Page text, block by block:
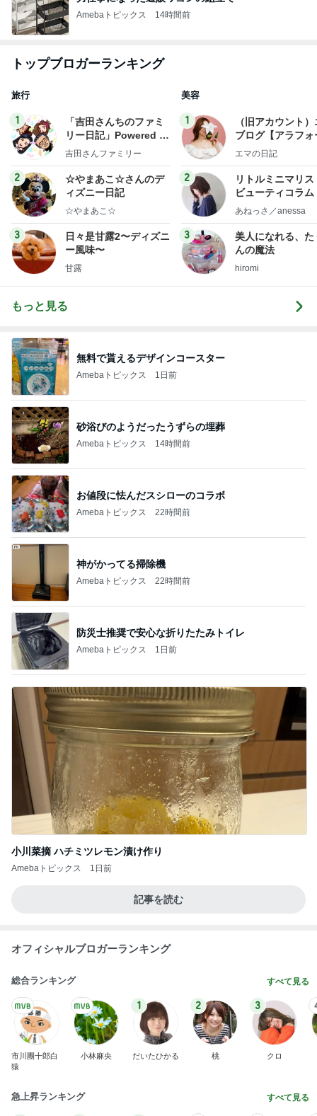
Amebaトピックス 14時間前
トップブロガーランキング
旅行
1
「吉田さんちのファミ
リー日記」Powered b
y Ameba 吉田さんファ
ログ
吉田さんファミリー
2
☆やまあこ☆さんのデ
ィズニー日記
☆やまあこ☆
3
日々是甘露2〜ディズニ
ー風味〜
甘露
美容
1
（旧アカウント
ブログ【アラフォ
社売却セカンドラ
エマの日記
2
リトルミニマリス
ビューティコラ
little
あねっさ／anessa
3
美人になれる、た
んの魔法
hiromi
もっと見る
無料で貰えるデザインコースター
Amebaトピックス 1日前
砂浴びのようだったうずらの埋葬
Amebaトピックス 14時間前
お値段に怯んだスシローのコラボ
Amebaトピックス 22時間前
神がかってる掃除機
Amebaトピックス 22時間前
防災士推奨で安心な折りたたみトイレ
Amebaトピックス 1日前
小川菜摘 ハチミツレモン漬け作り
Amebaトピックス 1日前
記事を読む
オフィシャルブロガーランキング
総合ランキング すべて見る
市川團十郎白
猿
小林麻央
1
だいたひかる
2
桃
3
クロ
急上昇ランキング すべて見る